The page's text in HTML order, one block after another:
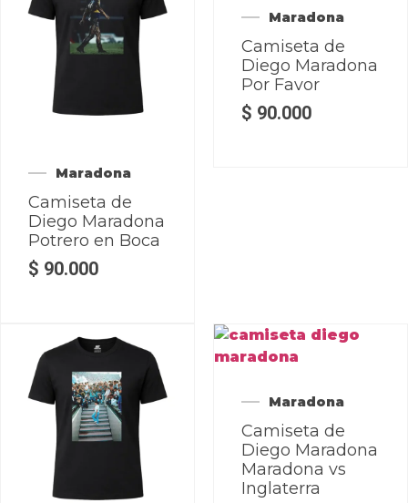
Maradona
Camiseta de
Diego Maradona
Potrero en Boca
$ 90.000
Maradona
Camiseta de
Diego Maradona
Por Favor
$ 90.000
Maradona
Camiseta de
Diego Maradona
Maradona vs
Inglaterra